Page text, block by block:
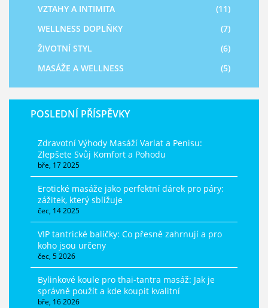
VZTAHY A INTIMITA
(11)
WELLNESS DOPLŇKY
(7)
ŽIVOTNÍ STYL
(6)
MASÁŽE A WELLNESS
(5)
POSLEDNÍ PŘÍSPĚVKY
Zdravotní Výhody Masáží Varlat a Penisu:
Zlepšete Svůj Komfort a Pohodu
bře, 17 2025
Erotické masáže jako perfektní dárek pro páry:
zážitek, který sbližuje
čec, 14 2025
VIP tantrické balíčky: Co přesně zahrnují a pro
koho jsou určeny
čec, 5 2026
Bylinkové koule pro thai-tantra masáž: Jak je
správně použít a kde koupit kvalitní
bře, 16 2026